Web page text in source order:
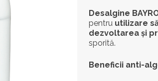
Desalgine
pentru utilizare
dezvoltarea și
sporită.
Beneficii anti-